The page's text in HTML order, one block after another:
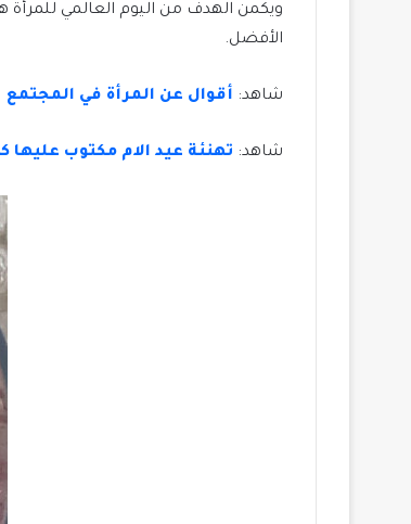
ويكمن الهدف من اليوم العالمي
الأفضل.
شاهد: أقوال عن المرأة في المجتمع
شاهد: تهنئة عيد الام مكتوب عليها